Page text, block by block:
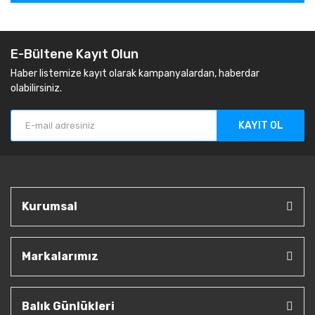
E-Bültene Kayıt Olun
Haber listemize kayıt olarak kampanyalardan, haberdar
olabilirsiniz.
KAYIT OL
Kurumsal
Markalarımız
Balık Günlükleri